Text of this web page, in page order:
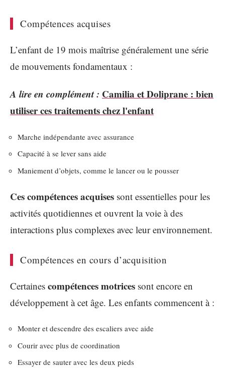
Compétences acquises
L’enfant de 19 mois maîtrise généralement une série
de mouvements fondamentaux :
A lire en complément : Camilia et Doliprane : bien
utiliser ces traitements chez l'enfant
Marche indépendante avec assurance
Capacité à se lever sans aide
Maniement d’objets, comme le lancer ou le pousser
Ces compétences acquises sont essentielles pour les
activités quotidiennes et ouvrent la voie à des
interactions plus complexes avec leur environnement.
Compétences en cours d’acquisition
Certaines compétences motrices sont encore en
développement à cet âge. Les enfants commencent à :
Monter et descendre des escaliers avec aide
Courir avec plus de coordination
Essayer de sauter avec les deux pieds